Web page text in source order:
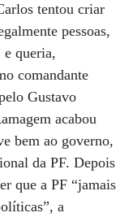
tentou criar
pessoas,
e queria,
comandante
Gustavo
acabou
bem ao governo,
da PF. Depois
que a PF “jamais
a